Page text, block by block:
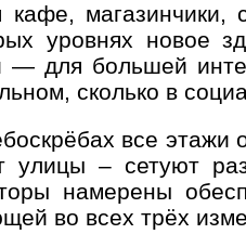
кафе,
уровнях новое
для большей
сколько в
все этажи
улицы – сетуют
намерены
во всех трёх